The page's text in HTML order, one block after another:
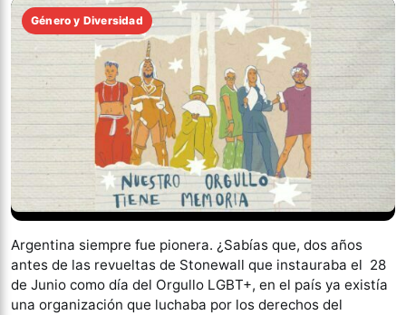
Género y Diversidad
Argentina siempre fue pionera. ¿Sabías que, dos años
antes de las revueltas de Stonewall que instauraba el 28
de Junio como día del Orgullo LGBT+, en el país ya existía
una organización que luchaba por los derechos del